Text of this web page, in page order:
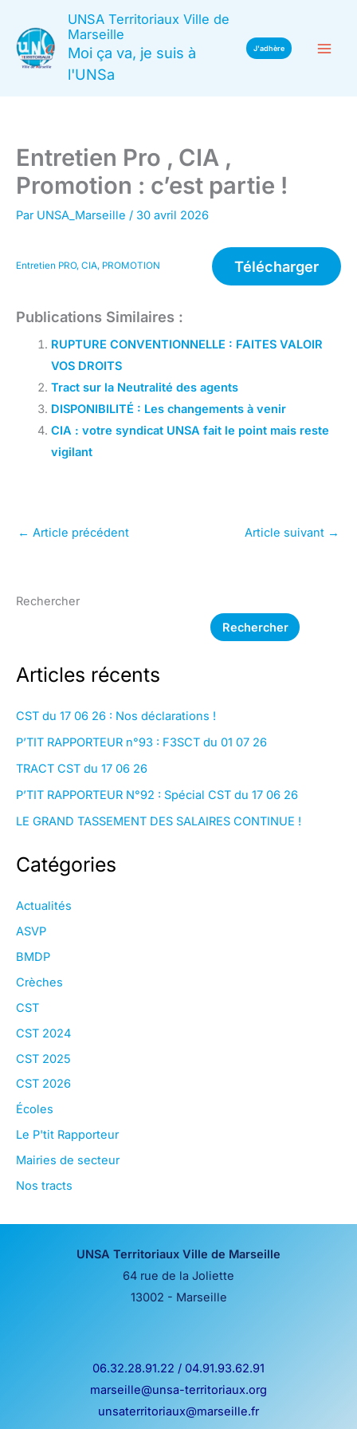
contenu
UNSA Territoriaux Ville de
Marseille
Moi ça va, je suis à
l'UNSa
J'adhère
Entretien Pro , CIA ,
Promotion : c’est partie !
Par UNSA_Marseille / 30 avril 2026
Entretien PRO, CIA, PROMOTION Télécharger
Publications Similaires :
RUPTURE CONVENTIONNELLE : FAITES VALOIR
VOS DROITS
Tract sur la Neutralité des agents
DISPONIBILITÉ : Les changements à venir
CIA : votre syndicat UNSA fait le point mais reste
vigilant
← Article précédent Article suivant →
Rechercher
Rechercher
Articles récents
CST du 17 06 26 : Nos déclarations !
P’TIT RAPPORTEUR n°93 : F3SCT du 01 07 26
TRACT CST du 17 06 26
P’TIT RAPPORTEUR N°92 : Spécial CST du 17 06 26
LE GRAND TASSEMENT DES SALAIRES CONTINUE !
Catégories
Actualités
ASVP
BMDP
Crèches
CST
CST 2024
CST 2025
CST 2026
Écoles
Le P'tit Rapporteur
Mairies de secteur
Nos tracts
UNSA Territoriaux Ville de Marseille
64 rue de la Joliette
13002 - Marseille
06.32.28.91.22 / 04.91.93.62.91
marseille@unsa-territoriaux.org
unsaterritoriaux@marseille.fr